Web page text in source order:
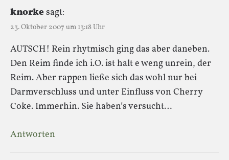
knorkesagt:
23. Oktober 2007 um 13:18 Uhr
AUTSCH! Rein rhytmisch ging das aber daneben.
Den Reim finde ich i.O. ist halt e weng unrein, der
Reim. Aber rappen ließe sich das wohl nur bei
Darmverschluss und unter Einfluss von Cherry
Coke. Immerhin. Sie haben’s versucht…
Antworten